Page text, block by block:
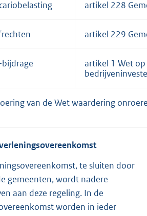
artikel 228
artikel 229
bijdrage
artikel 1 Wet
van de Wet waardering
te sluiten door
gemeenten, wordt nadere
aan deze regeling. In de
worden in ieder